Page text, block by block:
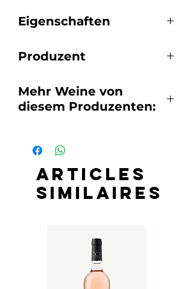
Muscat Petits-Grains
Eigenschaften
Produzent
OPPEDE
Départment: 84, Vaucluse
Mehr Weine von
diesem Produzenten:
Articles
similaires